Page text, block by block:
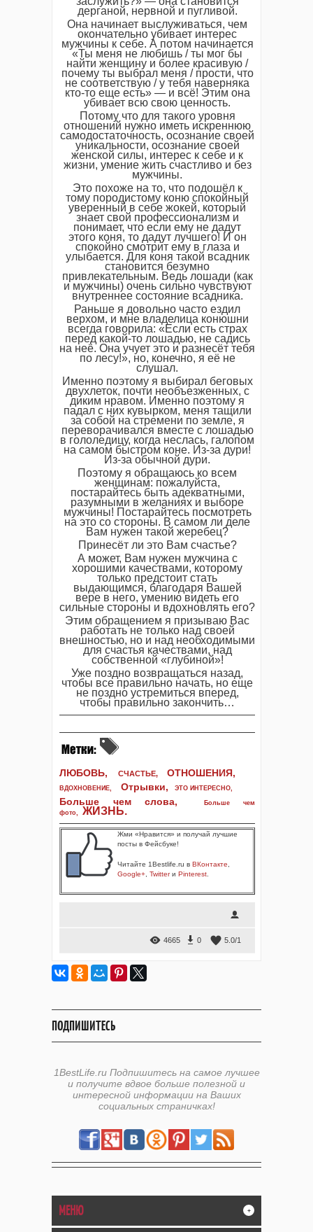
дерганой, нервной и пугливой.
Она начинает выслуживаться, чем
окончательно убивает интерес
мужчины к себе. А потом начинается
«Ты меня не любишь / ты мог бы
найти женщину и более красивую /
почему ты выбрал меня / прости, что
не соответствую / у тебя наверняка
кто-то еще есть» — и всё! Этим она
убивает всю свою ценность.
Потому что для такого уровня
отношений нужно иметь искреннюю
самодостаточность, осознание своей
уникальности, осознание своей
женской силы, интерес к себе и к
жизни, умение жить счастливо и без
мужчины.
Это похоже на то, что подошёл к
тому породистому коню спокойный
уверенный в себе жокей, который
знает свой профессионализм и
понимает, что если ему не дадут
этого коня, то дадут лучшего! И он
спокойно смотрит ему в глаза и
улыбается. Для коня такой всадник
становится безумно
привлекательным. Ведь лошади (как
и мужчины) очень сильно чувствуют
внутреннее состояние всадника.
Раньше я довольно часто ездил
верхом, и мне владелица конюшни
всегда говорила: «Если есть страх
перед какой-то лошадью, не садись
на неё. Она учует это и разнесёт тебя
по лесу!», но, конечно, я её не
слушал.
Именно поэтому я выбирал беговых
двухлеток, почти необъезженных, с
диким нравом. Именно поэтому я
падал с них кувырком, меня тащили
за собой на стремени по земле, я
переворачивался вместе с лошадью
в гололедицу, когда неслась, галопом
на самом быстром коне. Из-за дури!
Из-за обычной дури.
Поэтому я обращаюсь ко всем
женщинам: пожалуйста,
постарайтесь быть адекватными,
разумными в желаниях и выборе
мужчины! Постарайтесь посмотреть
на это со стороны. В самом ли деле
Вам нужен такой жеребец?
Принесёт ли это Вам счастье?
А может, Вам нужен мужчина с
хорошими качествами, которому
только предстоит стать
выдающимся, благодаря Вашей
вере в него, умению видеть его
сильные стороны и вдохновлять его?
Этим обращением я призываю Вас
работать не только над своей
внешностью, но и над необходимыми
для счастья качествами, над
собственной «глубиной»!
Уже поздно возвращаться назад,
чтобы все правильно начать, но еще
не поздно устремиться вперед,
чтобы правильно закончить…
ЛЮБОВЬ, СЧАСТЬЕ, ОТНОШЕНИЯ,
ВДОХНОВЕНИЕ, Отрывки, ЭТО ИНТЕРЕСНО,
Больше чем слова,
Больше чем
фото, ЖИЗНЬ.
Жми «Нравится» и получай лучшие
посты в Фейсбуке!
Читайте 1Bestlife.ru в ВКонтакте
Google+ Twitterи Pinterest
4665 0 5.0/1
ПОДПИШИТЕСЬ
1BestLife.ru Подпишитесь на самое лучшее
и получите вдвое больше полезной и
интересной информации на Ваших
социальных страничках!
МЕНЮ +